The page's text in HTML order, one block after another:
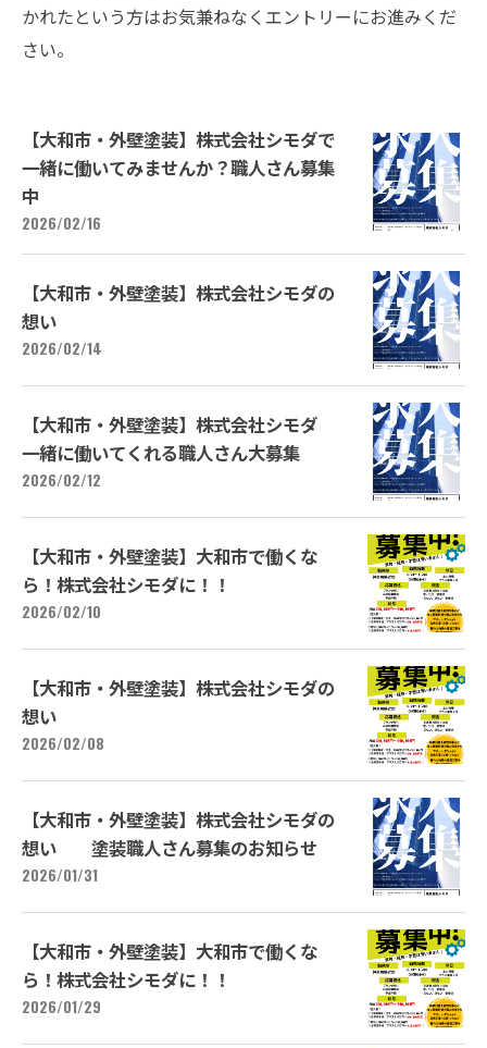
かれたという方はお気兼ねなくエントリーにお進みくだ
さい。
【大和市・外壁塗装】株式会社シモダで
一緒に働いてみませんか？職人さん募集
中
2026/02/16
【大和市・外壁塗装】株式会社シモダの
想い
2026/02/14
【大和市・外壁塗装】株式会社シモダ
一緒に働いてくれる職人さん大募集
2026/02/12
【大和市・外壁塗装】大和市で働くな
ら！株式会社シモダに！！
2026/02/10
【大和市・外壁塗装】株式会社シモダの
想い
2026/02/08
【大和市・外壁塗装】株式会社シモダの
想い 塗装職人さん募集のお知らせ
2026/01/31
【大和市・外壁塗装】大和市で働くな
ら！株式会社シモダに！！
2026/01/29